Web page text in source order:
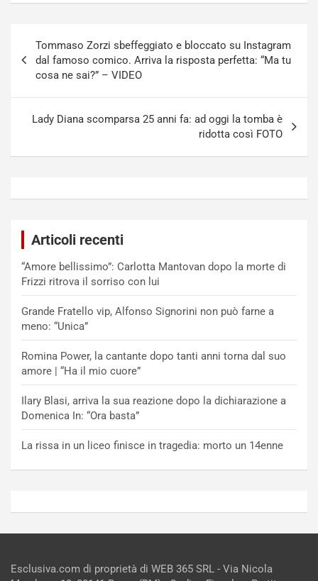
articoli
Tommaso Zorzi sbeffeggiato e bloccato su Instagram
dal famoso comico. Arriva la risposta perfetta: “Ma tu
cosa ne sai?” – VIDEO
Lady Diana scomparsa 25 anni fa: ad oggi la tomba è
ridotta così FOTO
Articoli recenti
“Amore bellissimo”: Carlotta Mantovan dopo la morte di
Frizzi ritrova il sorriso con lui
Grande Fratello vip, Alfonso Signorini non può farne a
meno: “Unica”
Romina Power, la cantante dopo tanti anni torna dal suo
amore | “Ha il mio cuore”
Ilary Blasi, arriva la sua reazione dopo la dichiarazione a
Domenica In: “Ora basta”
La rissa in un liceo finisce in tragedia: morto un 14enne
Esclusiva.com di proprietà di WEB 365 SRL - Via Nicola